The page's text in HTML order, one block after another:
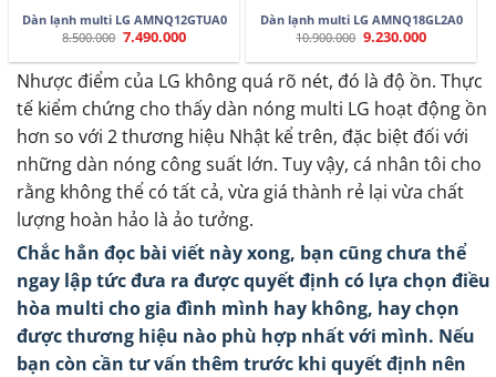
Dàn lạnh multi LG AMNQ12GTUA0
8.500.000 Giá
là:
8.500.000.
7.490.000Giá
tại
là:
7.490.000.
Dàn lạnh multi LG AMNQ18GL2A0
10.900.000 Giá
là:
10.900.000.
9.230.000Giá
tại
9.230.000.
Nhược điểm của LG không quá rõ nét, đó là độ ồn. Thực
tế kiểm chứng cho thấy dàn nóng multi LG hoạt động ồn
hơn so với 2 thương hiệu Nhật kể trên, đặc biệt đối với
những dàn nóng công suất lớn. Tuy vậy, cá nhân tôi cho
rằng không thể có tất cả, vừa giá thành rẻ lại vừa chất
lượng hoàn hảo là ảo tưởng.
Chắc hẳn đọc bài viết này xong, bạn cũng chưa thể
ngay lập tức đưa ra được quyết định có lựa chọn điều
hòa multi cho gia đình mình hay không, hay chọn
được thương hiệu nào phù hợp nhất với mình. Nếu
bạn còn cần tư vấn thêm trước khi quyết định nên